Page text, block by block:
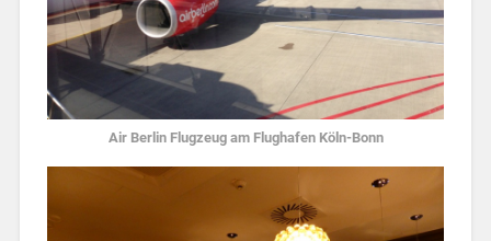
Air Berlin Flugzeug am Flughafen Köln-Bonn